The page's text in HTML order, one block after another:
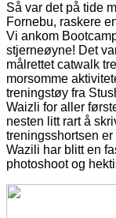
Så var det på tide
Fornebu, raskere
Vi ankom
stjerneøyne! Det
målrettet catwalk
morsomme
treningstøy fra
Waizli for aller
nesten litt rart å
treningsshortsen
Wazili har blitt en
photoshoot og